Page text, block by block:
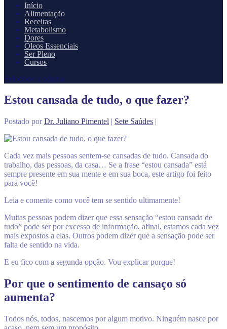
Início
Alimentação
Receitas
Metabolismo
Dores
Óleos Essenciais
Ser Pleno
Cursos
Selecione a página
Estou cansada de tudo, o que fazer?
Postado porDr. Juliano Pimentel | Sete Saúdes |
Cada vez mais pessoas sentem-se cansadas de tudo. Cansada do
trabalho, das pessoas, da casa… Se a frase “estou cansada” está
sempre presente em sua mente e em sua boca, este artigo foi feito
para você!
Leia e comente como você tem se sentido ultimamente!
Muitas pessoas podem dizer que essa sensação “estou cansada de
tudo” pode ser por excesso de informação, afinal, estamos cada vez
mais expostos a elas. Outros podem dizer que a sensação pode ser
falta de sentido na vida.
E eu fico com a segunda opção. Vou explicar porque!
Por que o sentimento de cansaço só
aumenta?
Todos nós, todos, nascemos por algum motivo. Ninguém nasce por